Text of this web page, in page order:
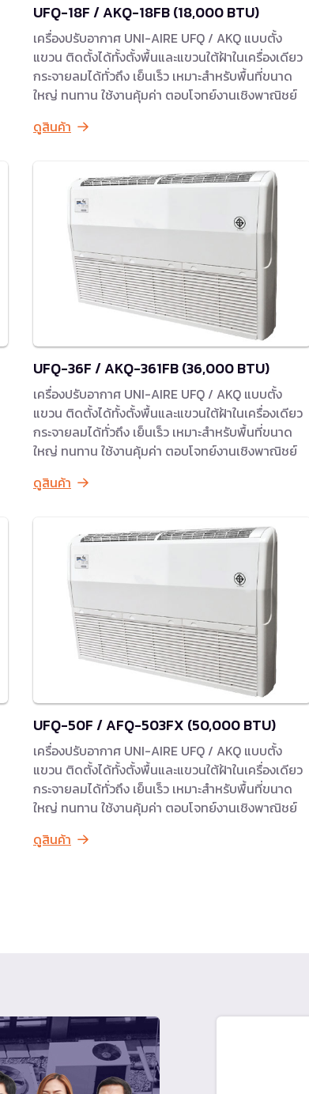
UFQ-18F / AKQ-18FB (18,000 BTU)
เครื่องปรับอากาศ UNI-AIRE UFQ / AKQ แบบตั้ง
แขวน ติดตั้งได้ทั้งตั้งพื้นและแขวนใต้ฝ้าในเครื่องเดียว
กระจายลมได้ทั่วถึง เย็นเร็ว เหมาะสำหรับพื้นที่ขนาด
ใหญ่ ทนทาน ใช้งานคุ้มค่า ตอบโจทย์งานเชิงพาณิชย์
ดูสินค้า
UFQ-36F / AKQ-361FB (36,000 BTU)
เครื่องปรับอากาศ UNI-AIRE UFQ / AKQ แบบตั้ง
แขวน ติดตั้งได้ทั้งตั้งพื้นและแขวนใต้ฝ้าในเครื่องเดียว
กระจายลมได้ทั่วถึง เย็นเร็ว เหมาะสำหรับพื้นที่ขนาด
ใหญ่ ทนทาน ใช้งานคุ้มค่า ตอบโจทย์งานเชิงพาณิชย์
ดูสินค้า
UFQ-50F / AFQ-503FX (50,000 BTU)
เครื่องปรับอากาศ UNI-AIRE UFQ / AKQ แบบตั้ง
แขวน ติดตั้งได้ทั้งตั้งพื้นและแขวนใต้ฝ้าในเครื่องเดียว
กระจายลมได้ทั่วถึง เย็นเร็ว เหมาะสำหรับพื้นที่ขนาด
ใหญ่ ทนทาน ใช้งานคุ้มค่า ตอบโจทย์งานเชิงพาณิชย์
ดูสินค้า